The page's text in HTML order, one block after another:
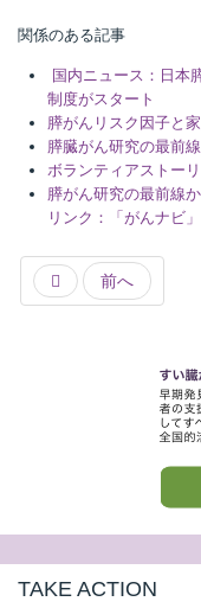
関係のある記事
国内ニュース：日本
制度がスタート
膵がんリスク因子と
膵臓がん研究の最前
ボランティアストー
膵がん研究の最前線
リンク：「がんナビ」
前へ
TAKE ACTION